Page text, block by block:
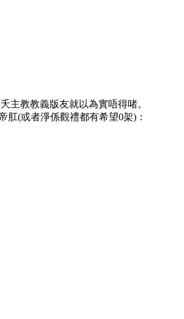
主教教義版友就以為實唔得啫。
(或者淨係觀禮都有希望0架)：